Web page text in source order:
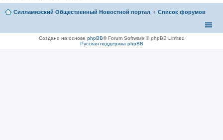
щ
Силламяэский Общественный Новостной портал Список форумов
Создано на основе phpBB® Forum Software © phpBB Limited
Русская поддержка phpBB